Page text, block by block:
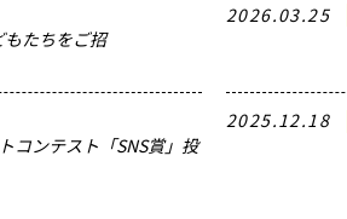
たちをご招
2026.03.25
コンテスト「SNS賞」投
2025.12.18